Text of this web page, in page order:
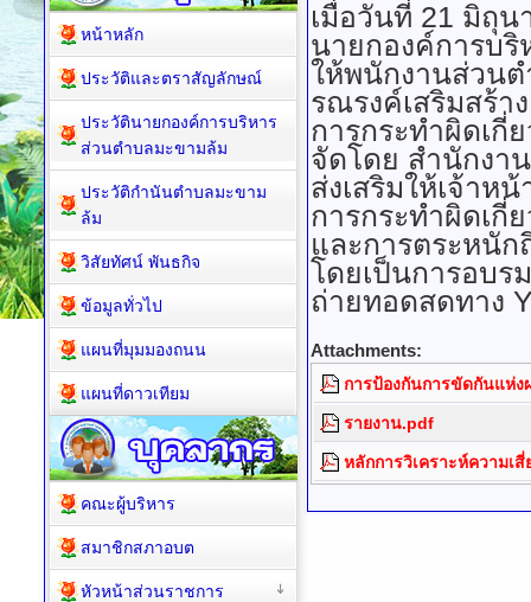
เมื่อวันที่ 21 มิถุน
นายกองค์การบ
ให้พนักงานส่วนต
รณรงค์เสริมสร้า
การกระทำผิดเกี่
จัดโดย สำนักงา
ส่งเสริมให้เจ้าห
การกระทำผิดเกี่
และการตระหนัก
โดยเป็นการอบ
ถ่ายทอดสดทาง
Attachments:
การป้องกันการขัดกันแห่
รายงาน.pdf
หลักการวิเคราะห์ความเสี่
หน้าหลัก
ประวัติและตราสัญลักษณ์
ประวัตินายกองค์การบริหาร
ส่วนตำบลมะขามล้ม
ประวัติกำนันตำบลมะขาม
ล้ม
วิสัยทัศน์ พันธกิจ
ข้อมูลทั่วไป
แผนที่มุมมองถนน
แผนที่ดาวเทียม
คณะผู้บริหาร
สมาชิกสภาอบต
หัวหน้าส่วนราชการ